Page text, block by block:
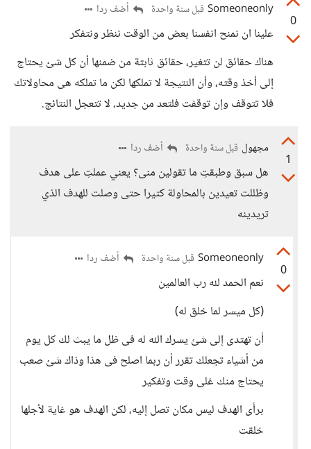
0
Someoneonly قبل سنة واحدة أضف ردا
علينا ان نمنح انفسنا بعض من الوقت ننظر ونتفكر
هناك حقائق لن تتغير، حقائق ثابتة من ضمنها أن كل شئ يحتاج
إلى أخذ وقته، وأن النتيجة لا تملكها لكن ما تملكه هى محاولاتك
فلا تتوقف وإن توقفت فلتعد من جديد، لا تتعجل النتائج.
1
مجهول قبل سنة واحدة أضف ردا
هل سبق وطبقتِ ما تقولين منى؟ يعني عملتِ على هدف
وظللت تعيدين بالمحاولة كثيرا حتى وصلت للهدف الذي
تريدينه
0
Someoneonly قبل سنة واحدة أضف ردا
نعم الحمد لله رب العالمين
(كل ميسر لما خلق له)
أن تهتدى إلى شئ يسرك الله له فى ظل ما يبث لك كل يوم
من أشياء تجعلك تقرر أن ربما اصلح فى هذا وذاك شئ صعب
يحتاج منك غلى وقت وتفكير
برأى الهدف ليس مكان تصل إليه، لكن الهدف هو غاية لأجلها
خلقت